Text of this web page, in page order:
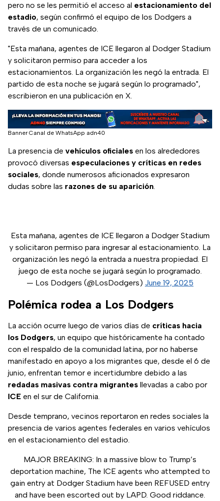
pero no se les permitió el acceso al estacionamiento del
estadio, según confirmó el equipo de los Dodgers a
través de un comunicado.
"Esta mañana, agentes de ICE llegaron al Dodger Stadium
y solicitaron permiso para acceder a los
estacionamientos. La organización les negó la entrada. El
partido de esta noche se jugará según lo programado",
escribieron en una publicación en X.
Banner Canal de WhatsApp adn40
La presencia de vehículos oficiales en los alrededores
provocó diversas especulaciones y críticas en redes
sociales, donde numerosos aficionados expresaron
dudas sobre las razones de su aparición.
Esta mañana, agentes de ICE llegaron a Dodger Stadium
y solicitaron permiso para ingresar al estacionamiento. La
organización les negó la entrada a nuestra propiedad. El
juego de esta noche se jugará según lo programado.
— Los Dodgers (@LosDodgers) June 19, 2025
Polémica rodea a Los Dodgers
La acción ocurre luego de varios días de críticas hacia
los Dodgers, un equipo que históricamente ha contado
con el respaldo de la comunidad latina, por no haberse
manifestado en apoyo a los migrantes que, desde el 6 de
junio, enfrentan temor e incertidumbre debido a las
redadas masivas contra migrantes llevadas a cabo por
ICE en el sur de California.
Desde temprano, vecinos reportaron en redes sociales la
presencia de varios agentes federales en varios vehículos
en el estacionamiento del estadio.
MAJOR BREAKING: In a massive blow to Trump’s
deportation machine, The ICE agents who attempted to
gain entry at Dodger Stadium have been REFUSED entry
and have been escorted out by LAPD. Good riddance.